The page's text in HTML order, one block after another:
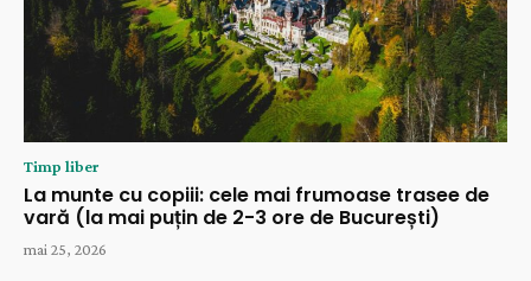
Timp liber
La munte cu copiii: cele mai frumoase trasee de
vară (la mai puțin de 2-3 ore de București)
mai 25, 2026